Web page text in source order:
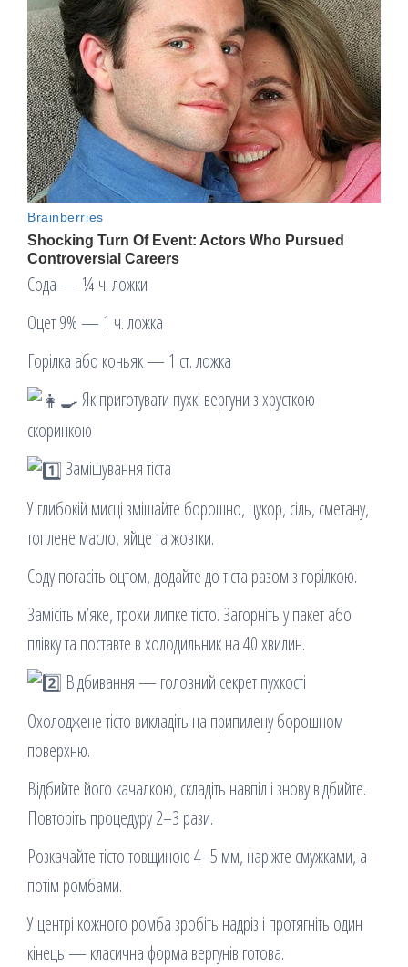
Сода — ¼ ч. ложки
Оцет 9% — 1 ч. ложка
Горілка або коньяк — 1 ст. ложка
Як приготувати пухкі вергуни з хрусткою
скоринкою
Замішування тіста
У глибокій мисці змішайте борошно, цукор, сіль, сметану,
топлене масло, яйце та жовтки.
Соду погасіть оцтом, додайте до тіста разом з горілкою.
Замісіть м’яке, трохи липке тісто. Загорніть у пакет або
плівку та поставте в холодильник на 40 хвилин.
Відбивання — головний секрет пухкості
Охолоджене тісто викладіть на припилену борошном
поверхню.
Відбийте його качалкою, складіть навпіл і знову відбийте.
Повторіть процедуру 2–3 рази.
Розкачайте тісто товщиною 4–5 мм, наріжте смужками, а
потім ромбами.
У центрі кожного ромба зробіть надріз і протягніть один
кінець — класична форма вергунів готова.